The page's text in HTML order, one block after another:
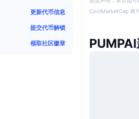
更新代币信息
提交代币解锁
领取社区徽章
CoinMarketCap 将